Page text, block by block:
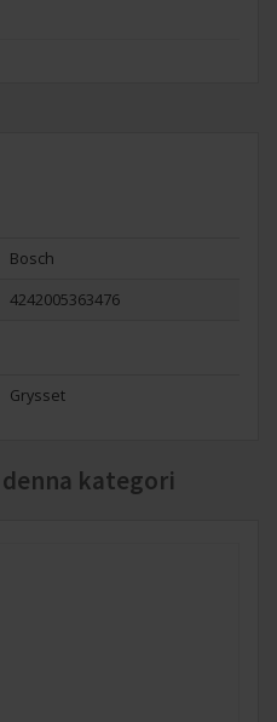
Bosch
4242005363476
Grysset
kategori